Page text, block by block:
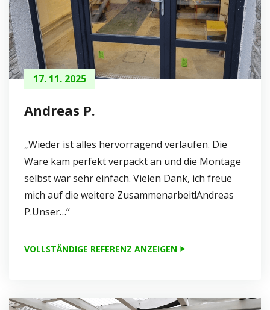
17. 11. 2025
Andreas P.
„Wieder ist alles hervorragend verlaufen. Die
Ware kam perfekt verpackt an und die Montage
selbst war sehr einfach. Vielen Dank, ich freue
mich auf die weitere Zusammenarbeit!Andreas
P.Unser…“
VOLLSTÄNDIGE REFERENZ ANZEIGEN